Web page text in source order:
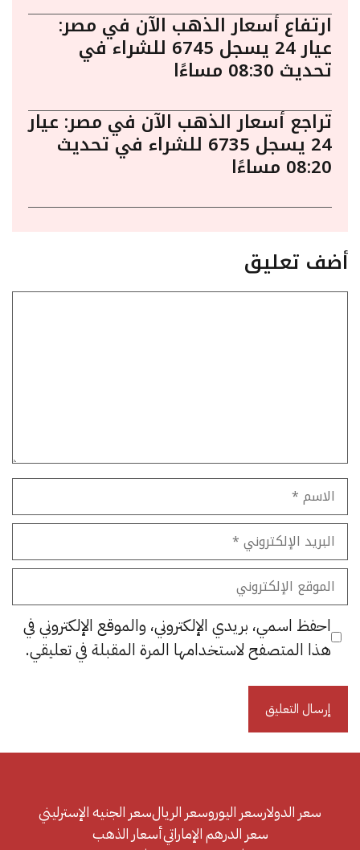
ارتفاع أسعار الذهب الآن في مصر:
عيار 24 يسجل 6745 للشراء في
تحديث 08:30 مساءًا
تراجع أسعار الذهب الآن في مصر: عيار
24 يسجل 6735 للشراء في تحديث
08:20 مساءًا
أضف تعليق
الاسم
البريد
الإلكتروني
الموقع
الإلكتروني
احفظ اسمي، بريدي الإلكتروني، والموقع الإلكتروني في
هذا المتصفح لاستخدامها المرة المقبلة في تعليقي.
سعر الدولارسعر اليوروسعر الريالسعر الجنيه الإسترليني
سعر الدرهم الإماراتيأسعار الذهب